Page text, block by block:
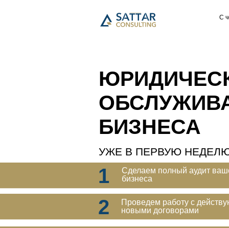
БИЗНЕСА
УЖЕ В ПЕРВУЮ
С
1
Сделаем полный аудит
бизнеса
2
Проведем работу с
новыми договорами